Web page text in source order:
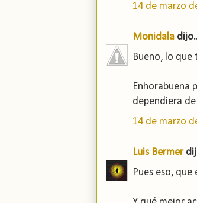
14 de marzo
Monidala
Bueno, lo que
Enhorabuena
dependiera
14 de marzo
Luis Bermer
Pues eso,